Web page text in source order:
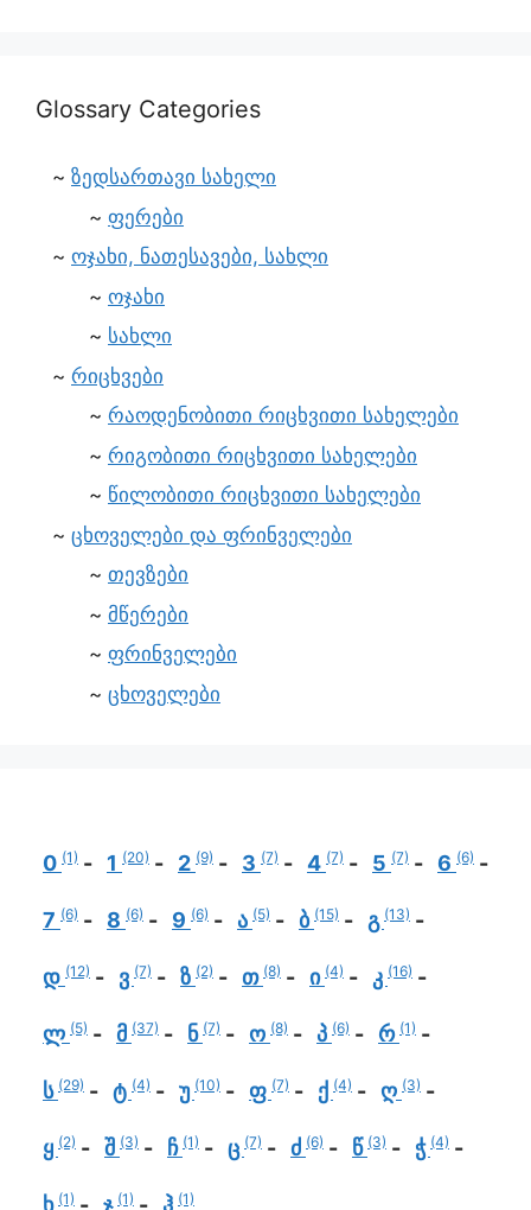
Glossary Categories
ზედსართავი სახელი
ფერები
ოჯახი, ნათესავები, სახლი
ოჯახი
სახლი
რიცხვები
რაოდენობითი რიცხვითი სახელები
რიგობითი რიცხვითი სახელები
წილობითი რიცხვითი სახელები
ცხოველები და ფრინველები
თევზები
მწერები
ფრინველები
ცხოველები
0 (1) 1 (20) 2 (9) 3 (7) 4 (7) 5 (7) 6 (6)
7 (6) 8 (6) 9 (6) ა (5) ბ (15) გ (13)
დ (12) ვ (7) ზ (2) თ (8) ი (4) კ (16)
ლ (5) მ (37) ნ (7) ო (8) პ (6) რ (1)
ს (29) ტ (4) უ (10) ფ (7) ქ (4) ღ (3)
ყ (2) შ (3) ჩ (1) ც (7) ძ (6) წ (3) ჭ (4)
ხ (1) ჯ (1) ჰ (1)